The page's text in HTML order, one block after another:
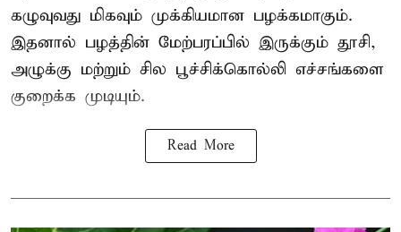
கழுவுவது மிகவும் முக்கியமான பழக்கமாகும்.
இதனால் பழத்தின் மேற்பரப்பில் இருக்கும் தூசி,
அழுக்கு மற்றும் சில பூச்சிக்கொல்லி எச்சங்களை
குறைக்க முடியும்.
Read More